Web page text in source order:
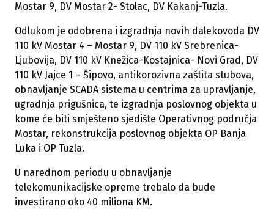
Mostar 9, DV Mostar 2- Stolac, DV Kakanj-Tuzla.
Odlukom je odobrena i izgradnja novih dalekovoda DV
110 kV Mostar 4 – Mostar 9, DV 110 kV Srebrenica-
Ljubovija, DV 110 kV Knežica-Kostajnica- Novi Grad, DV
110 kV Jajce 1 – Šipovo, antikorozivna zaštita stubova,
obnavljanje SCADA sistema u centrima za upravljanje,
ugradnja prigušnica, te izgradnja poslovnog objekta u
kome će biti smješteno sjedište Operativnog područja
Mostar, rekonstrukcija poslovnog objekta OP Banja
Luka i OP Tuzla.
U narednom periodu u obnavljanje
telekomunikacijske opreme trebalo da bude
investirano oko 40 miliona KM.